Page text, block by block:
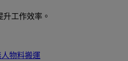
工作效率。
人物料搬運